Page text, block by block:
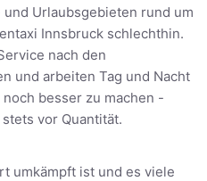
Urlaubsgebieten rund um
Innsbruck schlechthin.
nach den
und arbeiten Tag und Nacht
besser zu machen -
vor Quantität.
umkämpft ist und es viele